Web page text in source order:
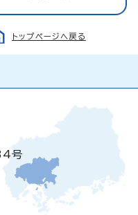
トップページへ戻る
号